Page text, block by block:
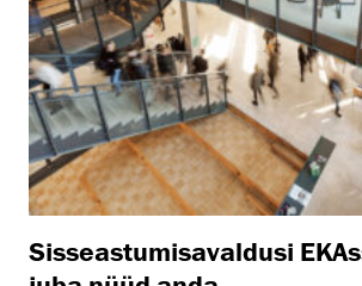
Sisseastumisavaldusi